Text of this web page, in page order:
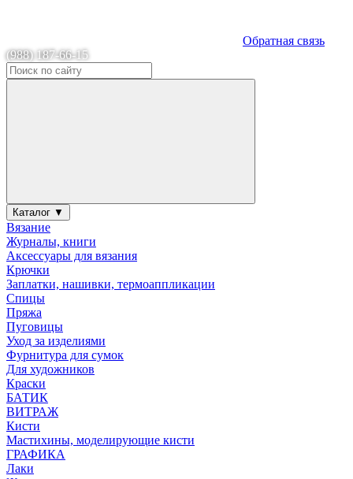
Обратная связь
(988) 187-66-15
Каталог ▼
Вязание
Журналы, книги
Аксессуары для вязания
Крючки
Заплатки, нашивки, термоаппликации
Спицы
Пряжа
Пуговицы
Уход за изделиями
Фурнитура для сумок
Для художников
Краски
БАТИК
ВИТРАЖ
Кисти
Мастихины, моделирующие кисти
ГРАФИКА
Лаки